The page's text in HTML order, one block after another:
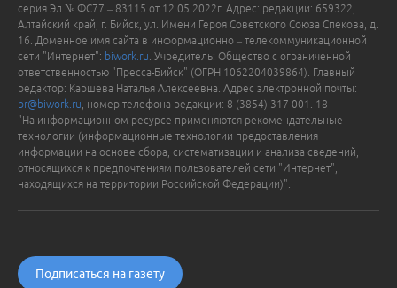
серия Эл № ФС77 – 83115 от 12.05.2022г. Адрес: редакции: 659322,
Алтайский край, г. Бийск, ул. Имени Героя Советского Союза Спекова, д.
16. Доменное имя сайта в информационно – телекоммуникационной
сети "Интернет": biwork.ru . Учредитель: Общество с ограниченной
ответственностью "Пресса-Бийск" (ОГРН 1062204039864). Главный
редактор: Каршева Наталья Алексеевна. Адрес электронной почты:
br@biwork.ru , номер телефона редакции: 8 (3854) 317-001. 18+
"На информационном ресурсе применяются рекомендательные
технологии (информационные технологии предоставления
информации на основе сбора, систематизации и анализа сведений,
относящихся к предпочтениям пользователей сети "Интернет",
находящихся на территории Российской Федерации)".
Подписаться на газету